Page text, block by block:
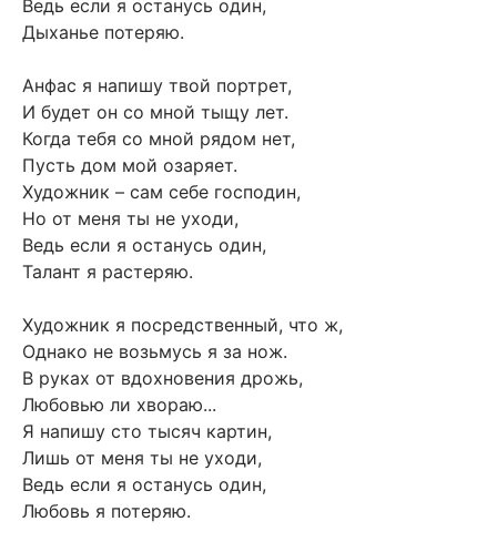
Ведь если я останусь один,
Дыханье потеряю.
Анфас я напишу твой портрет,
И будет он со мной тыщу лет.
Когда тебя со мной рядом нет,
Пусть дом мой озаряет.
Художник – сам себе господин,
Но от меня ты не уходи,
Ведь если я останусь один,
Талант я растеряю.
Художник я посредственный, что ж,
Однако не возьмусь я за нож.
В руках от вдохновения дрожь,
Любовью ли хвораю...
Я напишу сто тысяч картин,
Лишь от меня ты не уходи,
Ведь если я останусь один,
Любовь я потеряю.